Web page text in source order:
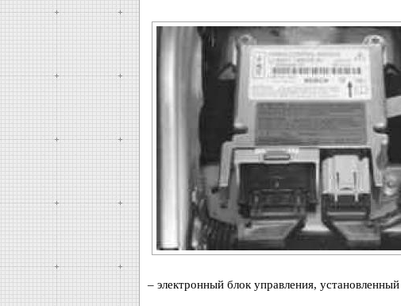
– электронный блок управления,